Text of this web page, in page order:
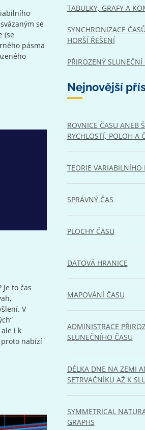
se
(se
pásma
to čas
V
i k
proto nabízí
TABULKY, GRAFY A
SYNCHRONIZACE
HORŠÍ ŘEŠENÍ
PŘIROZENÝ SLUNEČNÍ
Nejnovější
ROVNICE ČASU ANEB
RYCHLOSTÍ, POLOH A
TEORIE
SPRÁVNÝ ČAS
PLOCHY ČASU
DATOVÁ HRANICE
MAPOVÁNÍ ČASU
ADMINISTRACE
SLUNEČNÍHO ČASU
DÉLKA DNE NA ZEMI
SETRVAČNÍKU AŽ K
SYMMETRICAL
GRAPHS